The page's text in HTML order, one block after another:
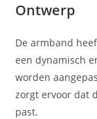
Ontwerp
De armband
een dynamisch
worden
zorgt ervoor dat
past.